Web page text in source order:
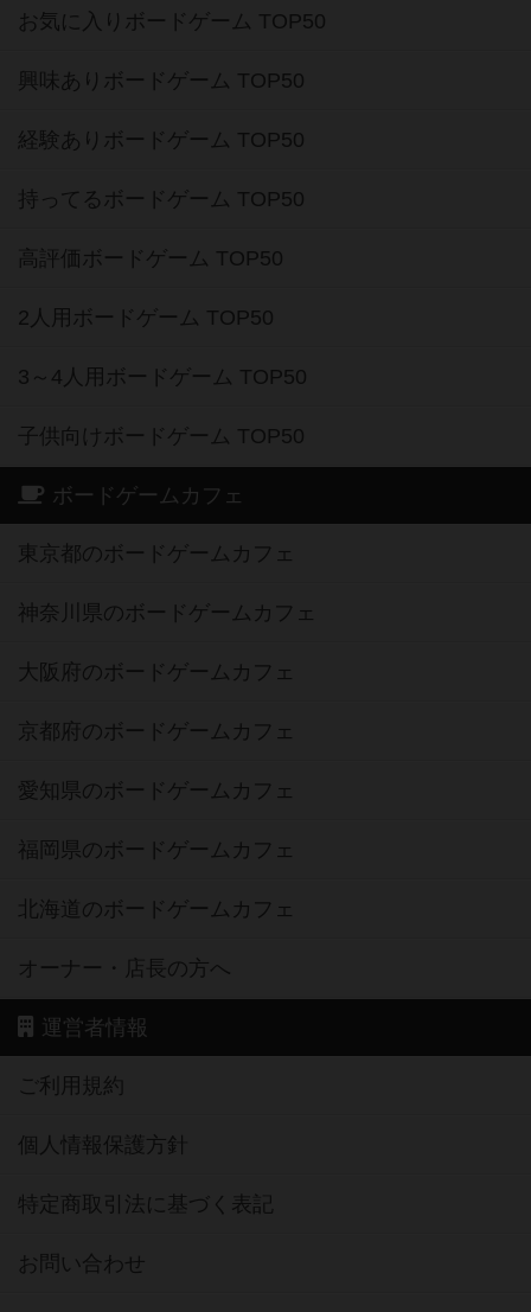
お気に入りボードゲーム TOP50
興味ありボードゲーム TOP50
経験ありボードゲーム TOP50
持ってるボードゲーム TOP50
高評価ボードゲーム TOP50
2人用ボードゲーム TOP50
3～4人用ボードゲーム TOP50
子供向けボードゲーム TOP50
ボードゲームカフェ
東京都のボードゲームカフェ
神奈川県のボードゲームカフェ
大阪府のボードゲームカフェ
京都府のボードゲームカフェ
愛知県のボードゲームカフェ
福岡県のボードゲームカフェ
北海道のボードゲームカフェ
オーナー・店長の方へ
運営者情報
ご利用規約
個人情報保護方針
特定商取引法に基づく表記
お問い合わせ